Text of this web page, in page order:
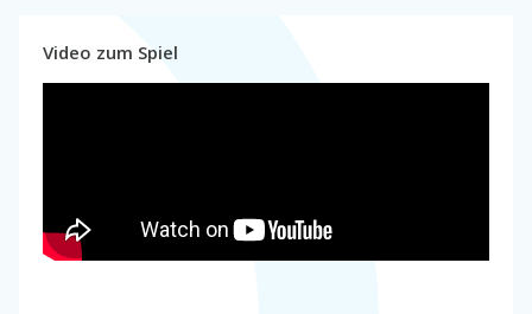
Video zum Spiel